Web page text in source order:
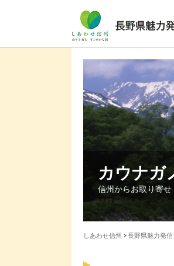
カウナガ
信州からお取り寄
しあわせ信州 >長野県魅力発